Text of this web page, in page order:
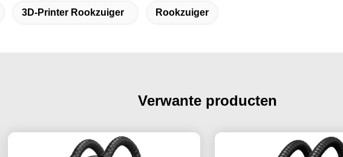
3D-Printer Rookzuiger Rookzuiger
Verwante producten